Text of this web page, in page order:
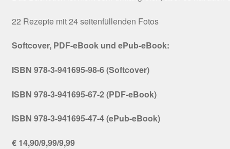
22 Rezepte mit 24 seitenfüllenden Fotos
Softcover, PDF-eBook und ePub-eBook:
ISBN 978-3-941695-98-6 (Softcover)
ISBN 978-3-941695-67-2 (PDF-eBook)
ISBN 978-3-941695-47-4 (ePub-eBook)
€ 14,90/9,99/9,99